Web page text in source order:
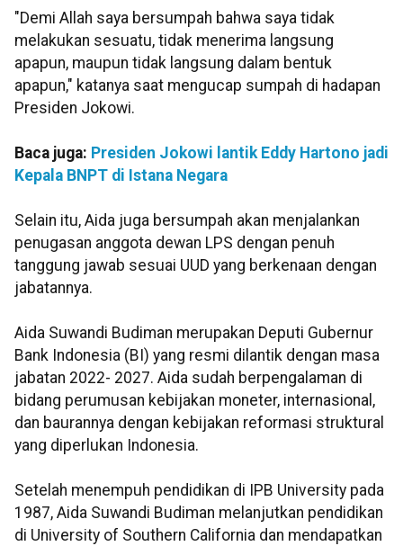
"Demi Allah saya bersumpah bahwa saya tidak
melakukan sesuatu, tidak menerima langsung
apapun, maupun tidak langsung dalam bentuk
apapun," katanya saat mengucap sumpah di hadapan
Presiden Jokowi.
Baca juga: Presiden Jokowi lantik Eddy Hartono jadi
Kepala BNPT di Istana Negara
Selain itu, Aida juga bersumpah akan menjalankan
penugasan anggota dewan LPS dengan penuh
tanggung jawab sesuai UUD yang berkenaan dengan
jabatannya.
Aida Suwandi Budiman merupakan Deputi Gubernur
Bank Indonesia (BI) yang resmi dilantik dengan masa
jabatan 2022- 2027. Aida sudah berpengalaman di
bidang perumusan kebijakan moneter, internasional,
dan baurannya dengan kebijakan reformasi struktural
yang diperlukan Indonesia.
Setelah menempuh pendidikan di IPB University pada
1987, Aida Suwandi Budiman melanjutkan pendidikan
di University of Southern California dan mendapatkan